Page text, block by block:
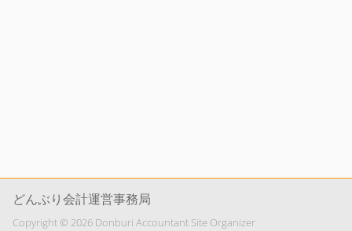
どんぶり会計運営事務局
Copyright © 2026 Donburi Accountant Site Organizer